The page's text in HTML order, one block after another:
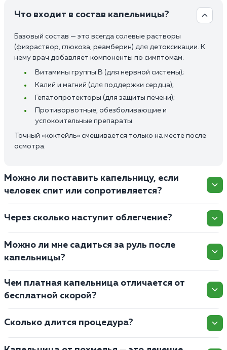
Что входит в состав капельницы?
Базовый состав — это всегда солевые растворы
(физраствор, глюкоза, реамберин) для детоксикации. К
нему врач добавляет компоненты по симптомам:
Витамины группы В (для нервной системы);
Калий и магний (для поддержки сердца);
Гепатопротекторы (для защиты печени);
Противорвотные, обезболивающие и
успокоительные препараты.
Точный «коктейль» смешивается только на месте после
осмотра.
Можно ли поставить капельницу, если
человек спит или сопротивляется?
Через сколько наступит облегчение?
Можно ли мне садиться за руль после
капельницы?
Чем платная капельница отличается от
бесплатной скорой?
Сколько длится процедура?